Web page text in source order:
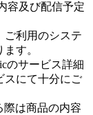
容及び配信予定
ご利用のシステ
す。
のサービス詳細
スにて十分にご
際は商品の内容